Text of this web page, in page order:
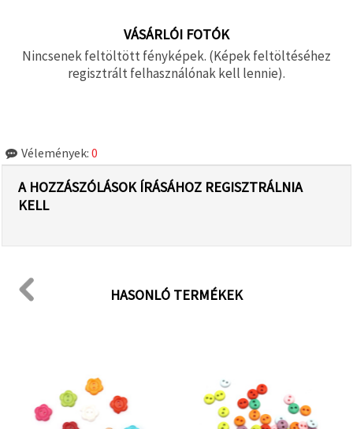
VÁSÁRLÓI FOTÓK
Nincsenek feltöltött fényképek. (Képek feltöltéséhez
regisztrált felhasználónak kell lennie).
Vélemények: 0
A HOZZÁSZÓLÁSOK ÍRÁSÁHOZ REGISZTRÁLNIA
KELL
HASONLÓ TERMÉKEK